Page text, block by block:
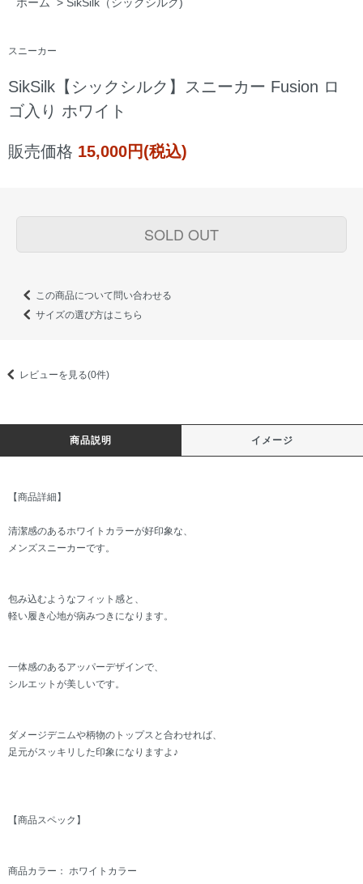
スニーカー
SikSilk【シックシルク】スニーカー Fusion ロ
ゴ入り ホワイト
販売価格 15,000円(税込)
SOLD OUT
この商品について問い合わせる
サイズの選び方はこちら
レビューを見る(0件)
商品説明 イメージ
【商品詳細】
清潔感のあるホワイトカラーが好印象な、
メンズスニーカーです。
包み込むようなフィット感と、
軽い履き心地が病みつきになります。
一体感のあるアッパーデザインで、
シルエットが美しいです。
ダメージデニムや柄物のトップスと合わせれば、
足元がスッキリした印象になりますよ♪
【商品スペック】
商品カラー： ホワイトカラー